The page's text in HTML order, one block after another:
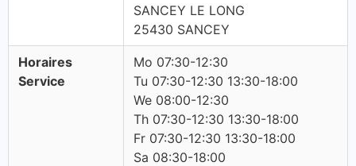
SANCEY LE LONG
25430 SANCEY
Horaires
Service
Mo 07:30-12:30
Tu 07:30-12:30 13:30-18:00
We 08:00-12:30
Th 07:30-12:30 13:30-18:00
Fr 07:30-12:30 13:30-18:00
Sa 08:30-18:00